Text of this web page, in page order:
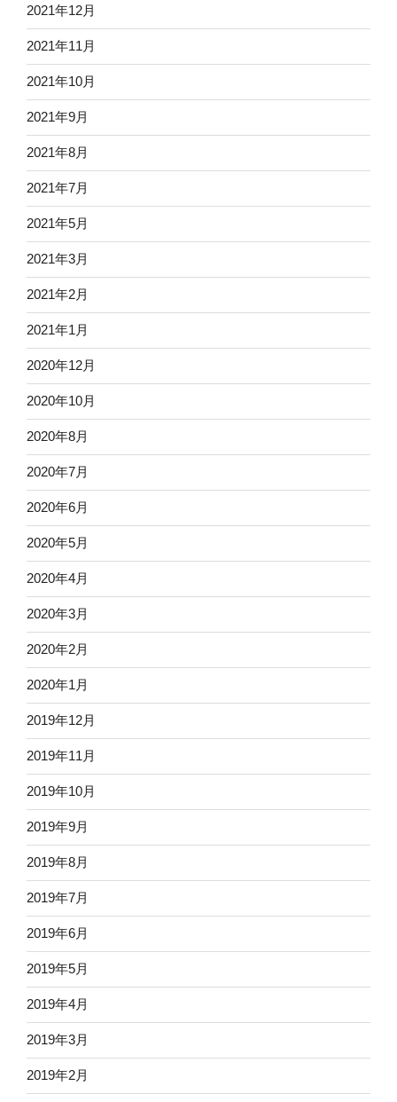
2021年12月
2021年11月
2021年10月
2021年9月
2021年8月
2021年7月
2021年5月
2021年3月
2021年2月
2021年1月
2020年12月
2020年10月
2020年8月
2020年7月
2020年6月
2020年5月
2020年4月
2020年3月
2020年2月
2020年1月
2019年12月
2019年11月
2019年10月
2019年9月
2019年8月
2019年7月
2019年6月
2019年5月
2019年4月
2019年3月
2019年2月